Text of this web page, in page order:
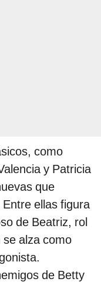
como
y Patricia
que
ellas figura
de Beatriz, rol
alza como
de Betty